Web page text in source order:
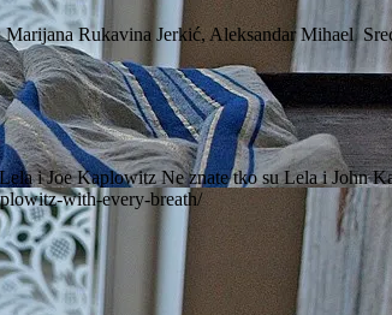
Rukavina Jerkić, Aleksandar Mihael
i Joe Kaplowitz Ne znate tko su Lela i
with-every-breath/